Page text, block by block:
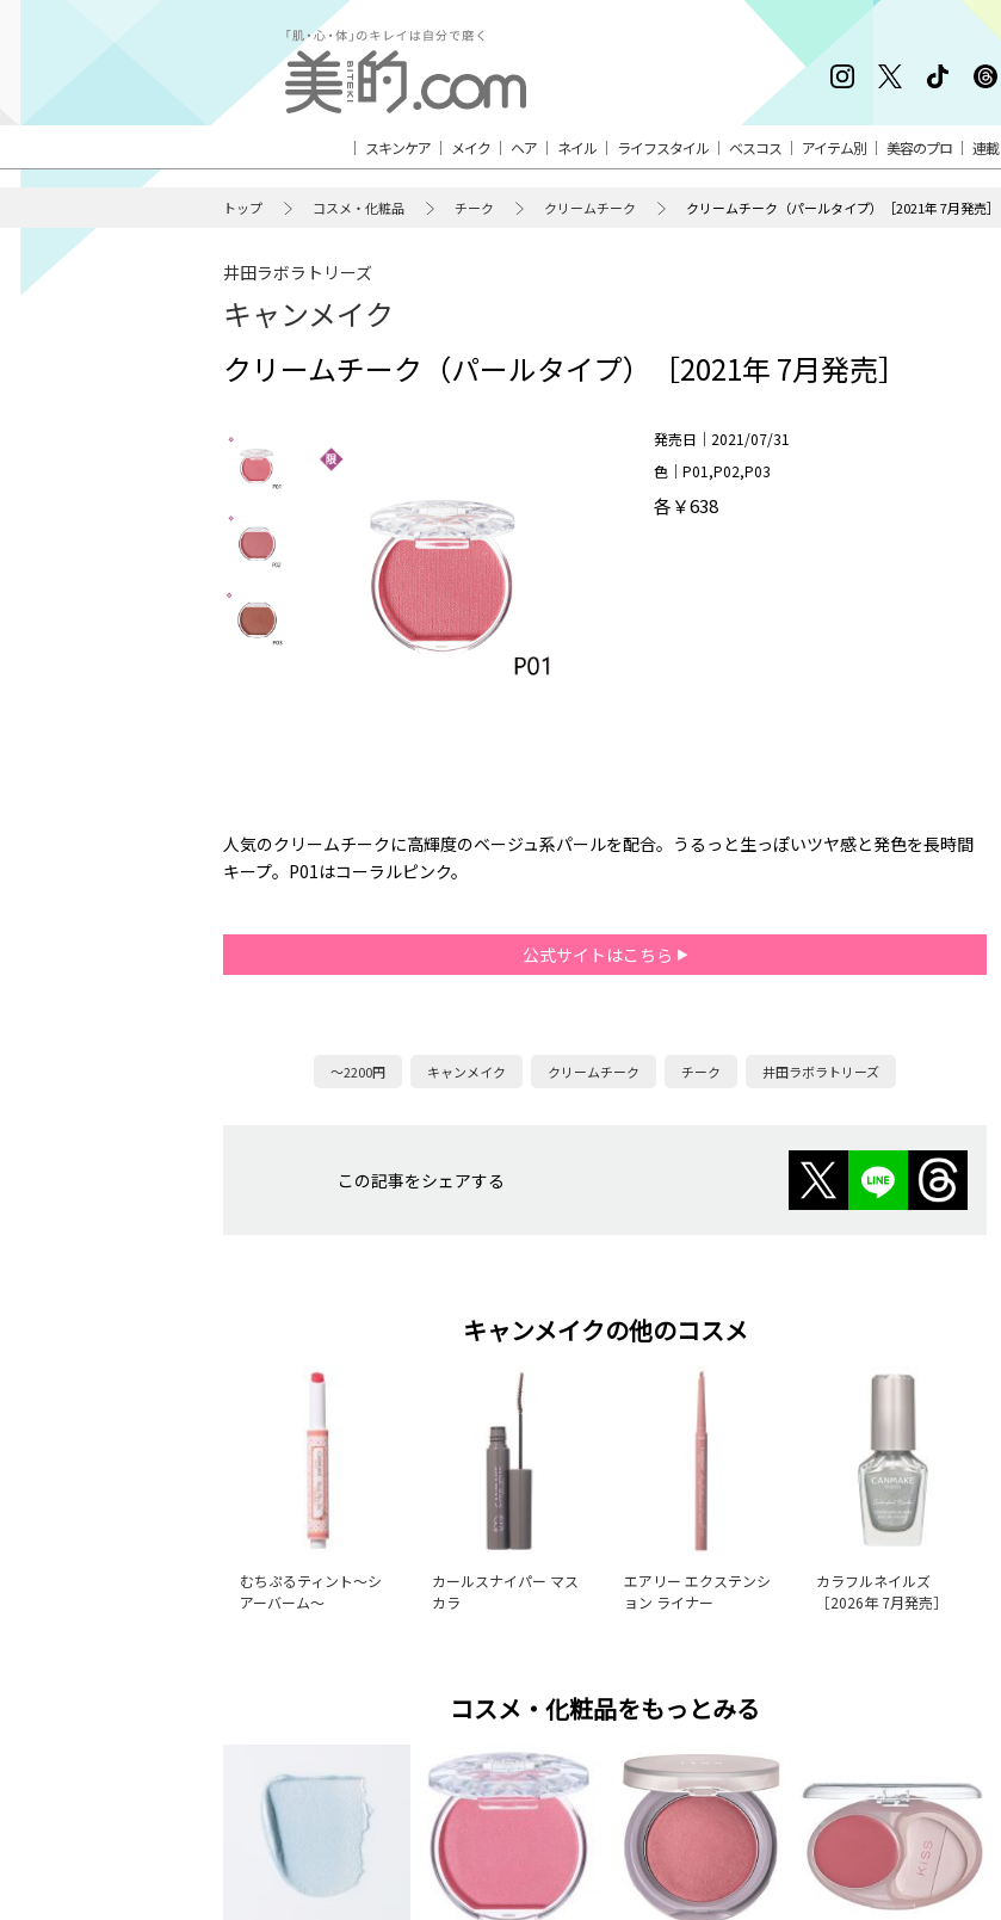
スキンケア メイク ヘア ネイル ライフスタイル ベスコス アイテム別 美容のプロ 連載
トップ コスメ・化粧品 チーク クリームチーク クリームチーク（パールタイプ）［2021年 7月発売］
井田ラボラトリーズ
キャンメイク
クリームチーク（パールタイプ）［2021年 7月発売］
発売日｜2021/07/31
色｜P01,P02,P03
各￥638
人気のクリームチークに高輝度のベージュ系パールを配合。うるっと生っぽいツヤ感と発色を長時間
キープ。P01はコーラルピンク。
公式サイトはこちら
～2200円 キャンメイク クリームチーク チーク 井田ラボラトリーズ
この記事をシェアする
キャンメイクの他のコスメ
むちぷるティント～シ
アーバーム～
カールスナイパー マス
カラ
エアリー エクステンシ
ョン ライナー
カラフルネイルズ
［2026年 7月発売］
コスメ・化粧品をもっとみる